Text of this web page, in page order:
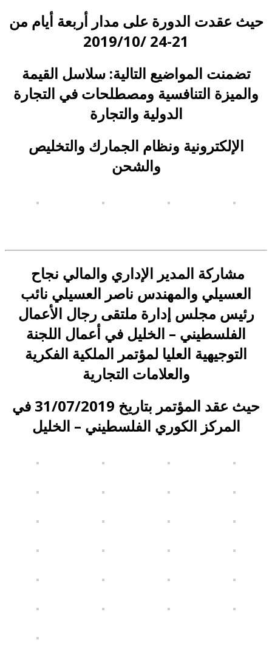
حيث عقدت الدورة على مدار أربعة أيام من
21-24 /2019/10
تضمنت المواضيع التالية: سلاسل القيمة
والميزة التنافسية ومصطلحات في التجارة
الدولية والتجارة
الإلكترونية ونظام الجمارك والتخليص
والشحن
العسيلي والمهندس ناصر العسيلي نائب
رئيس مجلس إدارة ملتقى رجال الأعمال
الفلسطيني – الخليل في أعمال اللجنة
التوجيهية العليا لمؤتمر الملكية الفكرية
والعلامات التجارية
حيث عقد المؤتمر بتاريخ 31/07/2019 في
المركز الكوري الفلسطيني – الخليل